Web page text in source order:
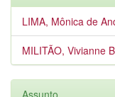
LIMA, Mônica de
MILITÃO, Vivianne
Assunto